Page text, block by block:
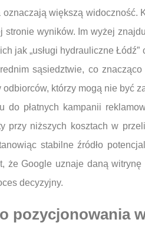
większą widoczność.
wyników. Im wyżej
jak „usługi hydrauliczne
sąsiedztwie, co
którzy mogą nie być
płatnych kampanii
przy niższych kosztach w
stabilne źródło
Google uznaje daną
decyzyjny.
pozycjonowania